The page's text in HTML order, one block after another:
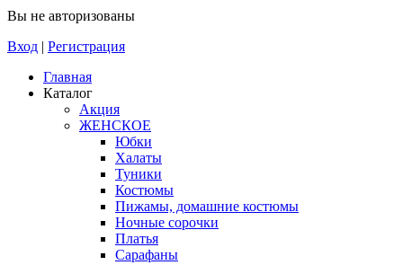
Вы не авторизованы
Вход | Регистрация
Главная
Каталог
Акция
ЖЕНСКОЕ
Юбки
Халаты
Туники
Костюмы
Пижамы, домашние костюмы
Ночные сорочки
Платья
Сарафаны